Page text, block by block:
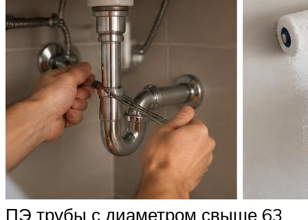
ПЭ трубы с диаметром свыше 63